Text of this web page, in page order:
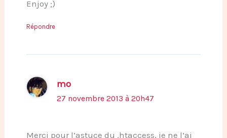
Enjoy ;)
Répondre
mo
27 novembre 2013 à 20h47
Merci pour l’astuce du .htaccess, je ne l’ai